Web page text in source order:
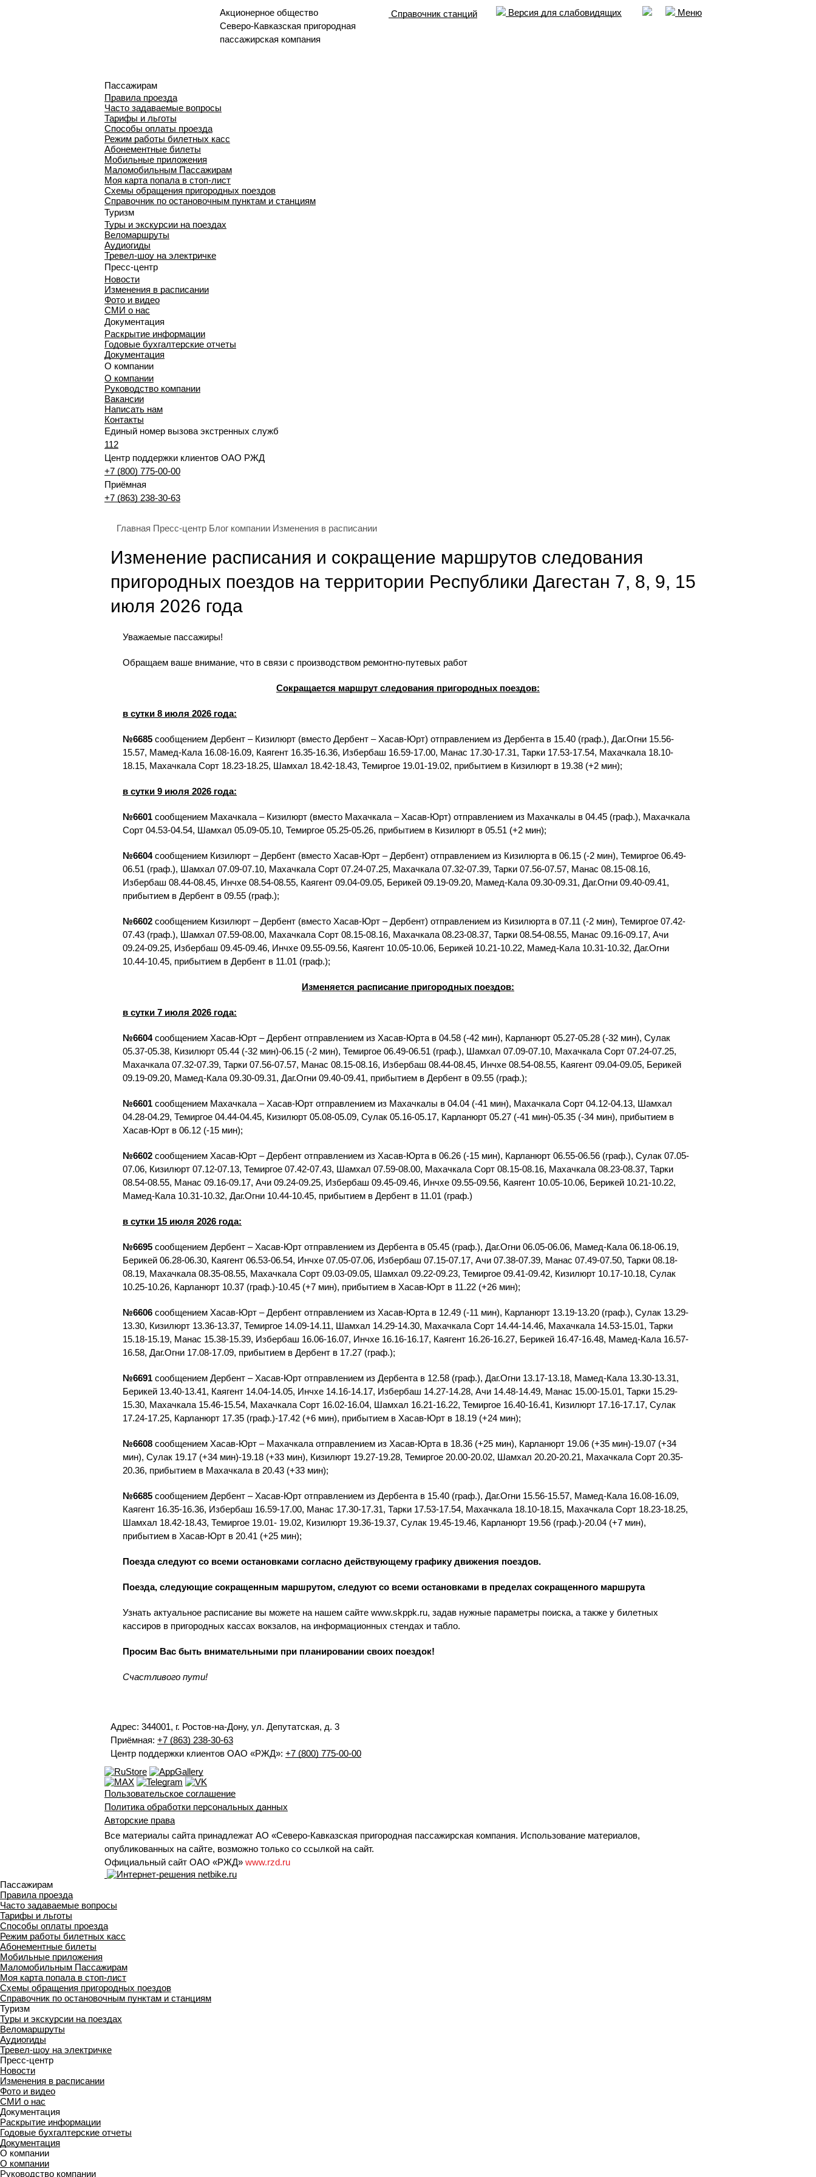
Акционерное общество
Северо-Кавказская пригородная
пассажирская компания
Справочник станций Версия для слабовидящих Меню
Пассажирам
Правила проезда
Часто задаваемые вопросы
Тарифы и льготы
Способы оплаты проезда
Режим работы билетных касс
Абонементные билеты
Мобильные приложения
Маломобильным Пассажирам
Моя карта попала в стоп-лист
Cхемы обращения пригородных поездов
Справочник по остановочным пунктам и станциям
Туризм
Туры и экскурсии на поездах
Веломаршруты
Аудиогиды
Тревел-шоу на электричке
Пресс-центр
Новости
Изменения в расписании
Фото и видео
СМИ о нас
Документация
Раскрытие информации
Годовые бухгалтерские отчеты
Документация
О компании
О компании
Руководство компании
Вакансии
Написать нам
Контакты
Единый номер вызова экстренных служб
112
Центр поддержки клиентов ОАО РЖД
+7 (800) 775-00-00
Приёмная
+7 (863) 238-30-63
Главная Пресс-центр Блог компании Изменения в расписании
Изменение расписания и сокращение маршрутов следования
пригородных поездов на территории Республики Дагестан 7, 8, 9, 15
июля 2026 года
Уважаемые пассажиры!
Обращаем ваше внимание, что в связи с производством ремонтно-путевых работ
Сокращается маршрут следования пригородных поездов:
в сутки 8 июля 2026 года:
№6685 сообщением Дербент – Кизилюрт (вместо Дербент – Хасав-Юрт) отправлением из Дербента в 15.40 (граф.), Даг.Огни 15.56-
15.57, Мамед-Кала 16.08-16.09, Каягент 16.35-16.36, Избербаш 16.59-17.00, Манас 17.30-17.31, Тарки 17.53-17.54, Махачкала 18.10-
18.15, Махачкала Сорт 18.23-18.25, Шамхал 18.42-18.43, Темиргое 19.01-19.02, прибытием в Кизилюрт в 19.38 (+2 мин);
в сутки 9 июля 2026 года:
№6601 сообщением Махачкала – Кизилюрт (вместо Махачкала – Хасав-Юрт) отправлением из Махачкалы в 04.45 (граф.), Махачкала
Сорт 04.53-04.54, Шамхал 05.09-05.10, Темиргое 05.25-05.26, прибытием в Кизилюрт в 05.51 (+2 мин);
№6604сообщением Кизилюрт – Дербент (вместо Хасав-Юрт – Дербент) отправлением из Кизилюрта в 06.15 (-2 мин), Темиргое 06.49-
06.51 (граф.), Шамхал 07.09-07.10, Махачкала Сорт 07.24-07.25, Махачкала 07.32-07.39, Тарки 07.56-07.57, Манас 08.15-08.16,
Избербаш 08.44-08.45, Инчхе 08.54-08.55, Каягент 09.04-09.05, Берикей 09.19-09.20, Мамед-Кала 09.30-09.31, Даг.Огни 09.40-09.41,
прибытием в Дербент в 09.55 (граф.);
№6602 сообщением Кизилюрт – Дербент (вместо Хасав-Юрт – Дербент) отправлением из Кизилюрта в 07.11 (-2 мин), Темиргое 07.42-
07.43 (граф.), Шамхал 07.59-08.00, Махачкала Сорт 08.15-08.16, Махачкала 08.23-08.37, Тарки 08.54-08.55, Манас 09.16-09.17, Ачи
09.24-09.25, Избербаш 09.45-09.46, Инчхе 09.55-09.56, Каягент 10.05-10.06, Берикей 10.21-10.22, Мамед-Кала 10.31-10.32, Даг.Огни
10.44-10.45, прибытием в Дербент в 11.01 (граф.);
Изменяется расписание пригородных поездов:
в сутки 7 июля 2026 года:
№6604сообщением Хасав-Юрт – Дербент отправлением из Хасав-Юрта в 04.58 (-42 мин), Карланюрт 05.27-05.28 (-32 мин), Сулак
05.37-05.38, Кизилюрт 05.44 (-32 мин)-06.15 (-2 мин), Темиргое 06.49-06.51 (граф.), Шамхал 07.09-07.10, Махачкала Сорт 07.24-07.25,
Махачкала 07.32-07.39, Тарки 07.56-07.57, Манас 08.15-08.16, Избербаш 08.44-08.45, Инчхе 08.54-08.55, Каягент 09.04-09.05, Берикей
09.19-09.20, Мамед-Кала 09.30-09.31, Даг.Огни 09.40-09.41, прибытием в Дербент в 09.55 (граф.);
№6601 сообщением Махачкала – Хасав-Юрт отправлением из Махачкалы в 04.04 (-41 мин), Махачкала Сорт 04.12-04.13, Шамхал
04.28-04.29, Темиргое 04.44-04.45, Кизилюрт 05.08-05.09, Сулак 05.16-05.17, Карланюрт 05.27 (-41 мин)-05.35 (-34 мин), прибытием в
Хасав-Юрт в 06.12 (-15 мин);
№6602 сообщением Хасав-Юрт – Дербент отправлением из Хасав-Юрта в 06.26 (-15 мин), Карланюрт 06.55-06.56 (граф.), Сулак 07.05-
07.06, Кизилюрт 07.12-07.13, Темиргое 07.42-07.43, Шамхал 07.59-08.00, Махачкала Сорт 08.15-08.16, Махачкала 08.23-08.37, Тарки
08.54-08.55, Манас 09.16-09.17, Ачи 09.24-09.25, Избербаш 09.45-09.46, Инчхе 09.55-09.56, Каягент 10.05-10.06, Берикей 10.21-10.22,
Мамед-Кала 10.31-10.32, Даг.Огни 10.44-10.45, прибытием в Дербент в 11.01 (граф.)
в сутки 15 июля 2026 года:
№6695 сообщением Дербент – Хасав-Юрт отправлением из Дербента в 05.45 (граф.), Даг.Огни 06.05-06.06, Мамед-Кала 06.18-06.19,
Берикей 06.28-06.30, Каягент 06.53-06.54, Инчхе 07.05-07.06, Избербаш 07.15-07.17, Ачи 07.38-07.39, Манас 07.49-07.50, Тарки 08.18-
08.19, Махачкала 08.35-08.55, Махачкала Сорт 09.03-09.05, Шамхал 09.22-09.23, Темиргое 09.41-09.42, Кизилюрт 10.17-10.18, Сулак
10.25-10.26, Карланюрт 10.37 (граф.)-10.45 (+7 мин), прибытием в Хасав-Юрт в 11.22 (+26 мин);
№6606 сообщением Хасав-Юрт – Дербент отправлением из Хасав-Юрта в 12.49 (-11 мин), Карланюрт 13.19-13.20 (граф.), Сулак 13.29-
13.30, Кизилюрт 13.36-13.37, Темиргое 14.09-14.11, Шамхал 14.29-14.30, Махачкала Сорт 14.44-14.46, Махачкала 14.53-15.01, Тарки
15.18-15.19, Манас 15.38-15.39, Избербаш 16.06-16.07, Инчхе 16.16-16.17, Каягент 16.26-16.27, Берикей 16.47-16.48, Мамед-Кала 16.57-
16.58, Даг.Огни 17.08-17.09, прибытием в Дербент в 17.27 (граф.);
№6691 сообщением Дербент – Хасав-Юрт отправлением из Дербента в 12.58 (граф.), Даг.Огни 13.17-13.18, Мамед-Кала 13.30-13.31,
Берикей 13.40-13.41, Каягент 14.04-14.05, Инчхе 14.16-14.17, Избербаш 14.27-14.28, Ачи 14.48-14.49, Манас 15.00-15.01, Тарки 15.29-
15.30, Махачкала 15.46-15.54, Махачкала Сорт 16.02-16.04, Шамхал 16.21-16.22, Темиргое 16.40-16.41, Кизилюрт 17.16-17.17, Сулак
17.24-17.25, Карланюрт 17.35 (граф.)-17.42 (+6 мин), прибытием в Хасав-Юрт в 18.19 (+24 мин);
№6608 сообщением Хасав-Юрт – Махачкала отправлением из Хасав-Юрта в 18.36 (+25 мин), Карланюрт 19.06 (+35 мин)-19.07 (+34
мин), Сулак 19.17 (+34 мин)-19.18 (+33 мин), Кизилюрт 19.27-19.28, Темиргое 20.00-20.02, Шамхал 20.20-20.21, Махачкала Сорт 20.35-
20.36, прибытием в Махачкала в 20.43 (+33 мин);
№6685 сообщением Дербент – Хасав-Юрт отправлением из Дербента в 15.40 (граф.), Даг.Огни 15.56-15.57, Мамед-Кала 16.08-16.09,
Каягент 16.35-16.36, Избербаш 16.59-17.00, Манас 17.30-17.31, Тарки 17.53-17.54, Махачкала 18.10-18.15, Махачкала Сорт 18.23-18.25,
Шамхал 18.42-18.43, Темиргое 19.01- 19.02, Кизилюрт 19.36-19.37, Сулак 19.45-19.46, Карланюрт 19.56 (граф.)-20.04 (+7 мин),
прибытием в Хасав-Юрт в 20.41 (+25 мин);
Поезда следуют со всеми остановками согласно действующему графику движения поездов.
Поезда, следующие сокращенным маршрутом, следуют со всеми остановками в пределах сокращенного маршрута
Узнать актуальное расписание вы можете на нашем сайте www.skppk.ru, задав нужные параметры поиска, а также у билетных
кассиров в пригородных кассах вокзалов, на информационных стендах и табло.
Просим Вас быть внимательными при планировании своих поездок!
Счастливого пути!
Адрес: 344001, г. Ростов-на-Дону, ул. Депутатская, д. 3
Приёмная: +7 (863) 238-30-63
Центр поддержки клиентов ОАО «РЖД»: +7 (800) 775-00-00
Пользовательское соглашение
Политика обработки персональных данных
Авторские права
Все материалы сайта принадлежат АО «Северо-Кавказская пригородная пассажирская компания. Использование материалов,
опубликованных на сайте, возможно только со ссылкой на сайт.
Официальный сайт ОАО «РЖД» www.rzd.ru
Пассажирам
Правила проезда
Часто задаваемые вопросы
Тарифы и льготы
Способы оплаты проезда
Режим работы билетных касс
Абонементные билеты
Мобильные приложения
Маломобильным Пассажирам
Моя карта попала в стоп-лист
Cхемы обращения пригородных поездов
Справочник по остановочным пунктам и станциям
Туризм
Туры и экскурсии на поездах
Веломаршруты
Аудиогиды
Тревел-шоу на электричке
Пресс-центр
Новости
Изменения в расписании
Фото и видео
СМИ о нас
Документация
Раскрытие информации
Годовые бухгалтерские отчеты
Документация
О компании
О компании
Руководство компании